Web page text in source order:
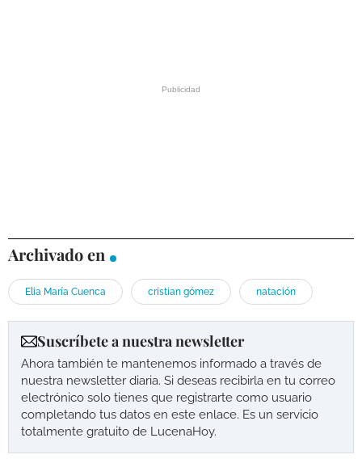
Archivado en
Elia María Cuenca cristian gómez natación
Suscríbete a nuestra newsletter
Ahora también te mantenemos informado a través de
nuestra newsletter diaria. Si deseas recibirla en tu correo
electrónico solo tienes que registrarte como usuario
completando tus datos en este enlace. Es un servicio
totalmente gratuito de LucenaHoy.